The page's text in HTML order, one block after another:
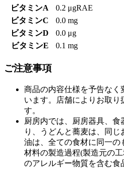
ビタミンA
0.2 μgRAE
ビタミンC
0.0 mg
ビタミンD
0.0 μg
ビタミンE
0.1 mg
ご注意事項
商品の内容仕様を予告な
います。店舗によりお取り
す。
厨房内では、厨房器具、
り、うどんと蕎麦は、同
油は、全ての食材に同一の
材料の製造過程(製造元の
のアレルギー物質を含む